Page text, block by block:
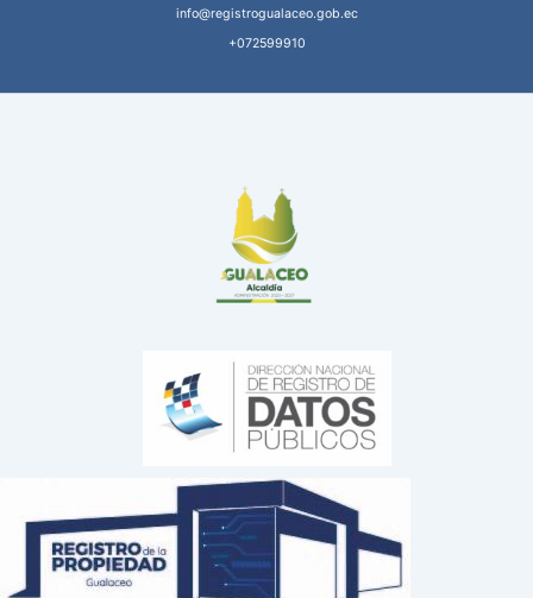
info@registrogualaceo.gob.ec
+072599910